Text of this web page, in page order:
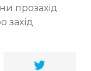
прозахід
захід